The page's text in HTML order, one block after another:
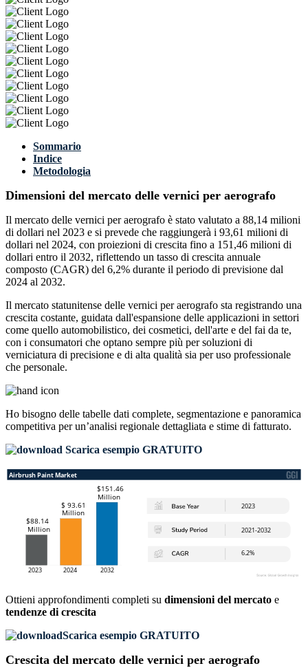
Sommario
Indice
Metodologia
Dimensioni del mercato delle vernici per aerografo
Il mercato delle vernici per aerografo è stato valutato a 88,14 milioni
di dollari nel 2023 e si prevede che raggiungerà i 93,61 milioni di
dollari nel 2024, con proiezioni di crescita fino a 151,46 milioni di
dollari entro il 2032, riflettendo un tasso di crescita annuale
composto (CAGR) del 6,2% durante il periodo di previsione dal
2024 al 2032.
Il mercato statunitense delle vernici per aerografo sta registrando una
crescita costante, guidata dall'espansione delle applicazioni in settori
come quello automobilistico, dei cosmetici, dell'arte e del fai da te,
con i consumatori che optano sempre più per soluzioni di
verniciatura di precisione e di alta qualità sia per uso professionale
che personale.
Ho bisogno delle tabelle dati complete, segmentazione e panoramica
competitiva per un’analisi regionale dettagliata e stime di fatturato.
Scarica esempio GRATUITO
Ottieni approfondimenti completi su dimensioni del mercato e
tendenze di crescita
Scarica esempio GRATUITO
Crescita del mercato delle vernici per aerografo